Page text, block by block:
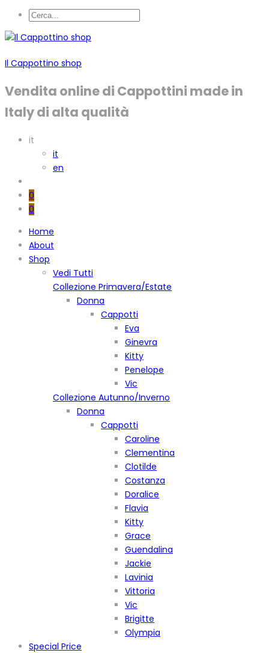
Il Cappottino shop
Vendita online di Cappottini made in
Italy di alta qualità
it
it
en
0
0
Home
About
Shop
Vedi Tutti
Collezione Primavera/Estate
Donna
Cappotti
Eva
Ginevra
Kitty
Penelope
Vic
Collezione Autunno/Inverno
Donna
Cappotti
Caroline
Clementina
Clotilde
Costanza
Doralice
Flavia
Kitty
Grace
Guendalina
Jackie
Lavinia
Vittoria
Vic
Brigitte
Olympia
Special Price